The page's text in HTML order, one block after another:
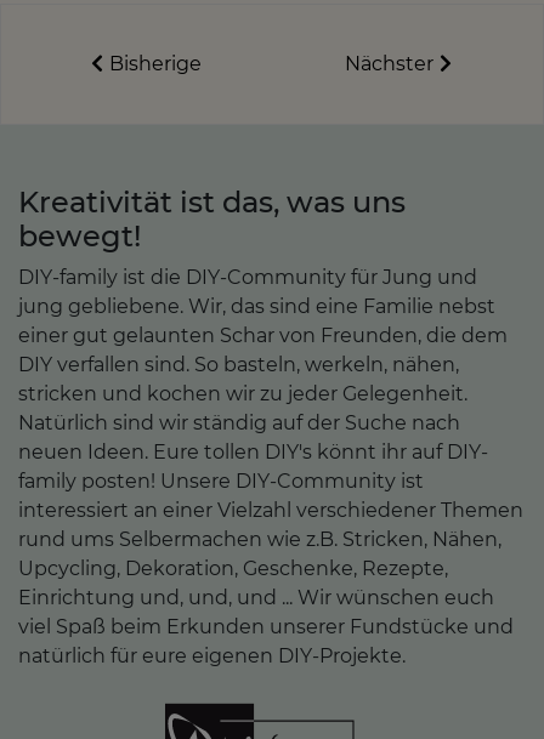
Bisherige Nächster
Kreativität ist das, was uns
bewegt!
DIY-family ist die DIY-Community für Jung und
jung gebliebene. Wir, das sind eine Familie nebst
einer gut gelaunten Schar von Freunden, die dem
DIY verfallen sind. So basteln, werkeln, nähen,
stricken und kochen wir zu jeder Gelegenheit.
Natürlich sind wir ständig auf der Suche nach
neuen Ideen. Eure tollen DIY's könnt ihr auf DIY-
family posten! Unsere DIY-Community ist
interessiert an einer Vielzahl verschiedener Themen
rund ums Selbermachen wie z.B. Stricken, Nähen,
Upcycling, Dekoration, Geschenke, Rezepte,
Einrichtung und, und, und ... Wir wünschen euch
viel Spaß beim Erkunden unserer Fundstücke und
natürlich für eure eigenen DIY-Projekte.